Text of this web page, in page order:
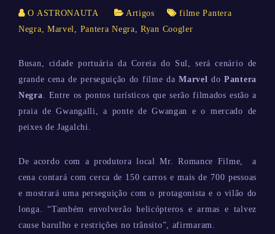
O ASTRONAUTA Artigos
filme Pantera
Negra, Marvel, Pantera Negra,Ryan Coogler
Busan, cidade portuária da Coreia do Sul, será cenário de
grande cena de perseguição do filme daMarvel doPantera
Negra. Entre os pontos turísticos que serão filmados estão a
praia de Gwangalli, a ponte de Gwangan e o mercado de
peixes de Jagalchi.
De acordo com a produtora local Mr. Romance Filme, a
cena contará com cerca de 150 carros e mais de 700 pessoas
e mostrará uma perseguição com o protagonista e o vilão do
longa. “Também envolverão helicópteros e armas e talvez
cause barulho e restrições no trânsito”, afirmaram.